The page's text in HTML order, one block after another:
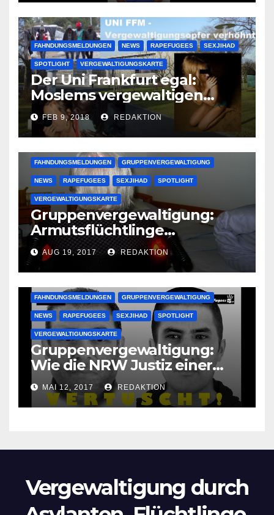
FAHNDUNGSMELDUNGEN NEWS RAPEFUGEES SEXJIHAD
SPOTLIGHT VERGEWALTIGUNGSKARTE
Der Uni Frankfurt egal:
Moslems vergewaltigen
deutsche Studentinnen auf
Uni-Campus
FEB 9, 2018 REDAKTION
FAHNDUNGSMELDUNGEN GRUPPENVERGEWALTIGUNG
NEWS RAPEFUGEES SEXJIHAD SPOTLIGHT
VERGEWALTIGUNGSKARTE
Gruppenvergewaltigung:
Armutsflüchtlinge
vergewaltigen bettlägerige
Oma im Schlaf
krankenhausreif
AUG 19, 2017 REDAKTION
FAHNDUNGSMELDUNGEN GRUPPENVERGEWALTIGUNG
NEWS RAPEFUGEES SEXJIHAD SPOTLIGHT
VERGEWALTIGUNGSKARTE
Gruppenvergewaltigung:
Wie die NRW Justiz einer
Lokalzeitung verbietet diese
Bilder zu veröffentlichen
MAI 12, 2017 REDAKTION
Vergewaltigung durch